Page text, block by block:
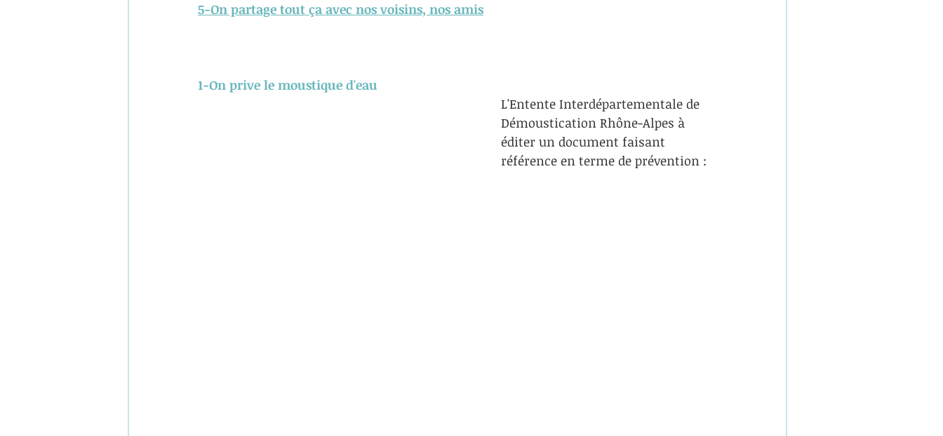
5-On partage tout ça avec nos voisins, nos amis
1-On prive le moustique d'eau
L'Entente Interdépartementale de
Démoustication Rhône-Alpes à
éditer un document faisant
référence en terme de prévention :